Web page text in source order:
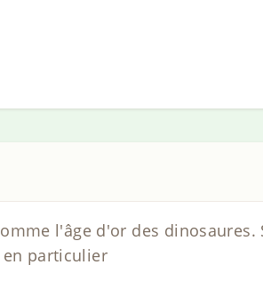
l'âge d'or des dinosaures.
particulier